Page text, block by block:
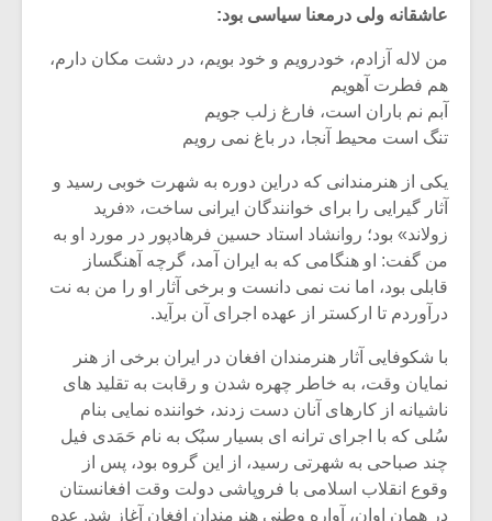
عاشقانه ولی درمعنا سیاسی بود:
من لاله آزادم، خودرویم و خود بویم، در دشت مکان دارم،
هم فطرت آهویم
آبم نم باران است، فارغ زلب جویم
تنگ است محیط آنجا، در باغ نمی رویم
یکی از هنرمندانی که دراین دوره به شهرت خوبی رسید و
آثار گیرایی را برای خوانندگان ایرانی ساخت، «فرید
زولاند» بود؛ روانشاد استاد حسین فرهادپور در مورد او به
من گفت: او هنگامی که به ایران آمد، گرچه آهنگساز
قابلی بود، اما نت نمی دانست و برخی آثار او را من به نت
درآوردم تا ارکستر از عهده اجرای آن برآید.
با شکوفایی آثار هنرمندان افغان در ایران برخی از هنر
نمایان وقت، به خاطر چهره شدن و رقابت به تقلید های
ناشیانه از کارهای آنان دست زدند، خواننده نمایی بنام
سُلی که با اجرای ترانه ای بسیار سبُک به نام حَمَدی فیل
چند صباحی به شهرتی رسید، از این گروه بود، پس از
وقوع انقلاب اسلامی با فروپاشی دولت وقت افغانستان
در همان اوان، آواره وطنی هنرمندان افغان آغاز شد. عده